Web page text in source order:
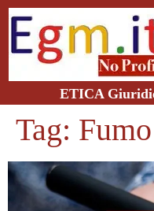
ETICA
Tag: